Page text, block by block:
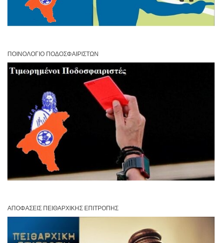
ΠΟΙΝΟΛΌΓΙΟ ΠΟΔΟΣΦΑΙΡΙΣΤΏΝ
ΑΠΟΦΆΣΕΙΣ ΠΕΙΘΑΡΧΙΚΉΣ ΕΠΙΤΡΟΠΉΣ